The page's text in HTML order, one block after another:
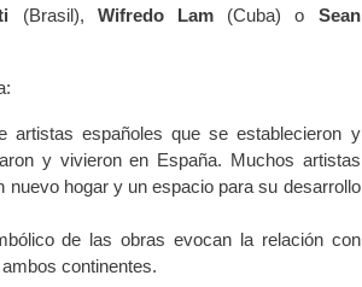
(Brasil), Wifredo Lam(Cuba) o Sean
artistas españoles que se establecieron y
y vivieron en España. Muchos artistas
hogar y un espacio para su desarrollo
de las obras evocan la relación con
continentes.